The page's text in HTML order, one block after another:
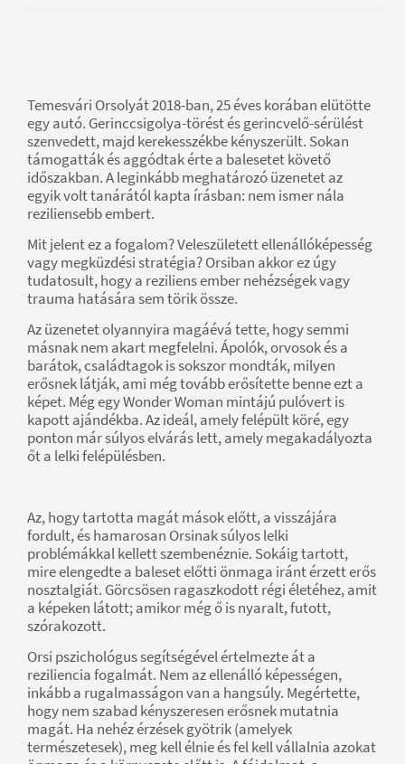
Temesvári Orsolyát 2018-ban, 25 éves korában elütötte
egy autó. Gerinccsigolya-törést és gerincvelő-sérülést
szenvedett, majd kerekesszékbe kényszerült. Sokan
támogatták és aggódtak érte a balesetet követő
időszakban. A leginkább meghatározó üzenetet az
egyik volt tanárától kapta írásban: nem ismer nála
reziliensebb embert.
Mit jelent ez a fogalom? Veleszületett ellenállóképesség
vagy megküzdési stratégia? Orsiban akkor ez úgy
tudatosult, hogy a reziliens ember nehézségek vagy
trauma hatására sem törik össze.
Az üzenetet olyannyira magáévá tette, hogy semmi
másnak nem akart megfelelni. Ápolók, orvosok és a
barátok, családtagok is sokszor mondták, milyen
erősnek látják, ami még tovább erősítette benne ezt a
képet. Még egy Wonder Woman mintájú pulóvert is
kapott ajándékba. Az ideál, amely felépült köré, egy
ponton már súlyos elvárás lett, amely megakadályozta
őt a lelki felépülésben.
Az, hogy tartotta magát mások előtt, a visszájára
fordult, és hamarosan Orsinak súlyos lelki
problémákkal kellett szembenéznie. Sokáig tartott,
mire elengedte a baleset előtti önmaga iránt érzett erős
nosztalgiát. Görcsösen ragaszkodott régi életéhez, amit
a képeken látott; amikor még ő is nyaralt, futott,
szórakozott.
Orsi pszichológus segítségével értelmezte át a
reziliencia fogalmát. Nem az ellenálló képességen,
inkább a rugalmasságon van a hangsúly. Megértette,
hogy nem szabad kényszeresen erősnek mutatnia
magát. Ha nehéz érzések gyötrik (amelyek
természetesek), meg kell élnie és fel kell vállalnia azokat